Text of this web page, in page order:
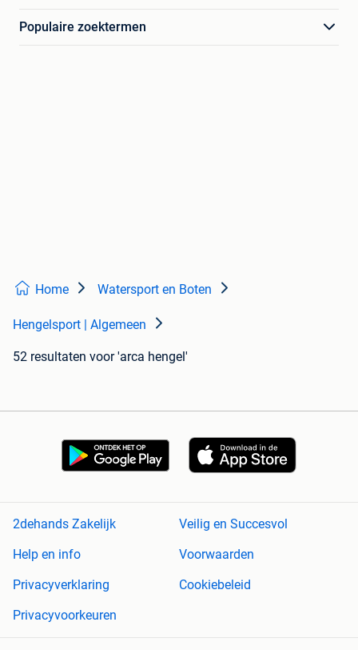
Populaire zoektermen
Home Watersport en Boten
Hengelsport | Algemeen
52 resultaten voor 'arca hengel'
2dehands Zakelijk
Veilig en Succesvol
Help en info
Voorwaarden
Privacyverklaring
Cookiebeleid
Privacyvoorkeuren